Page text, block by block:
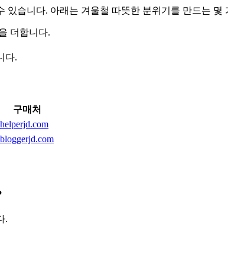
습니다. 아래는 겨울철 따뜻한 분위기를 만드는 몇
더합니다.
다.
구매처
helperjd.com
bloggerjd.com
.